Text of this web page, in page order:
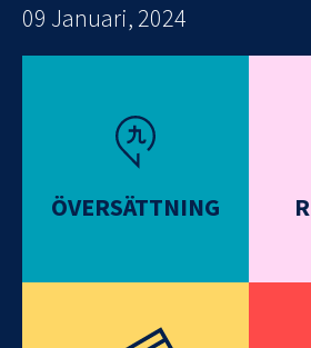
09 Januari, 2024
ÖVERSÄTTNING